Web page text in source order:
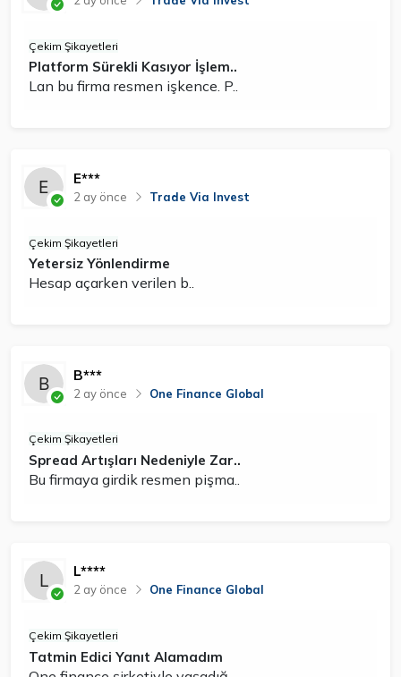
Çekim Şikayetleri
Platform Sürekli Kasıyor İşlem..
Lan bu firma resmen işkence. P..
E***
2 ay önce Trade Via Invest
Çekim Şikayetleri
Yetersiz Yönlendirme
Hesap açarken verilen b..
B***
2 ay önce One Finance Global
Çekim Şikayetleri
Spread Artışları Nedeniyle Zar..
Bu firmaya girdik resmen pişma..
L****
2 ay önce One Finance Global
Çekim Şikayetleri
Tatmin Edici Yanıt Alamadım